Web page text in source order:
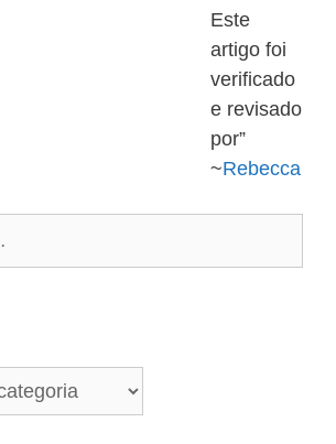
Este
artigo foi
verificado
e revisado
por”
~Rebecca